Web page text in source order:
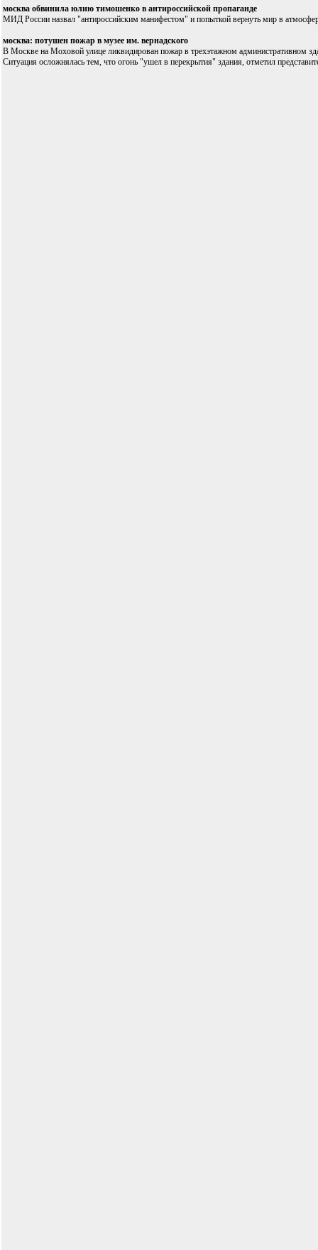
москва обвинила юлию тимошенко в антироссийской пропаганде
МИД России назвал "антироссийским манифестом" и попыткой вернуть мир в
москва: потушен пожар в музее им. вернадского
В Москве на Моховой улице ликвидирован пожар в трехэтажном административном
Ситуация осложнялась тем, что огонь "ушел в перекрытия" здания, отметил